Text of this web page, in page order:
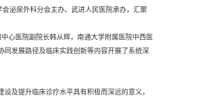
泌尿外科分会主办、武进人民医院承办，汇聚
心医院副院长韩从辉，南通大学附属医院中西医
发展路径及临床实践创新等内容开展了系统深
及提升临床诊疗水平具有积极而深远的意义，